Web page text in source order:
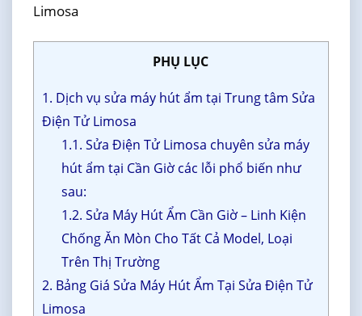
Limosa
PHỤ LỤC
1. Dịch vụ sửa máy hút ẩm tại Trung tâm Sửa
Điện Tử Limosa
1.1. Sửa Điện Tử Limosa chuyên sửa máy
hút ẩm tại Cần Giờ các lỗi phổ biến như
sau:
1.2. Sửa Máy Hút Ẩm Cần Giờ – Linh Kiện
Chống Ăn Mòn Cho Tất Cả Model, Loại
Trên Thị Trường
2. Bảng Giá Sửa Máy Hút Ẩm Tại Sửa Điện Tử
Limosa